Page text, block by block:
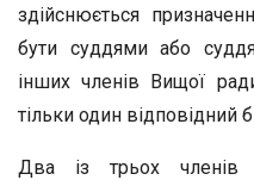
здійснюється
бути суддями або
інших членів Вищої
тільки один відповідний
Два із трьох